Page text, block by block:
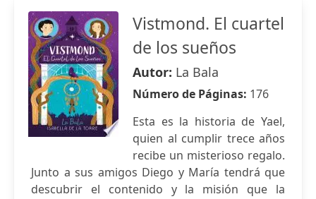
Vistmond. El cuartel
de los sueños
Autor: La Bala
Número de Páginas: 176
Esta es la historia de Yael,
quien al cumplir trece años
recibe un misterioso regalo.
Junto a sus amigos Diego y María tendrá que
descubrir el contenido y la misión que la